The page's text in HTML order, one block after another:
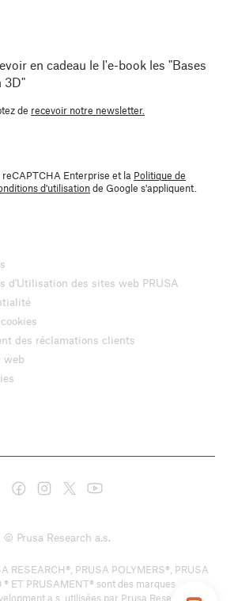
en cadeau le l'e-book les "Bases
3D"
de recevoir notre newsletter.
Enterprise et la Politique de
d'utilisationde Google s'appliquent.
d'Utilisation des sites web PRUSA
des réclamations clients
web
© Prusa Research a.s.
RESEARCH®, PRUSA POLYMERS®, PRUSA
® ET PRUSAMENT® sont des marques
a.s. utilisées par Prusa Research a.s.